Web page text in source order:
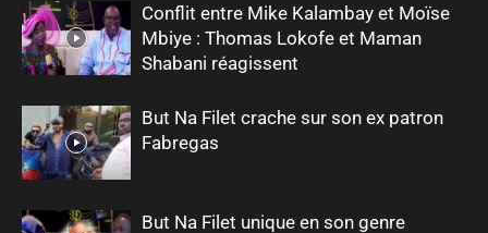
Conflit entre Mike Kalambay et Moïse
Mbiye : Thomas Lokofe et Maman
Shabani réagissent
But Na Filet crache sur son ex patron
Fabregas
But Na Filet unique en son genre